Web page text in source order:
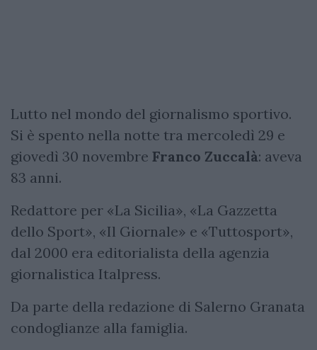
Lutto nel mondo del giornalismo sportivo.
Si è spento nella notte tra mercoledì 29 e
giovedì 30 novembre Franco Zuccalà: aveva
83 anni.
Redattore per «La Sicilia», «La Gazzetta
dello Sport», «Il Giornale» e «Tuttosport»,
dal 2000 era editorialista della agenzia
giornalistica Italpress.
Da parte della redazione di Salerno Granata
condoglianze alla famiglia.